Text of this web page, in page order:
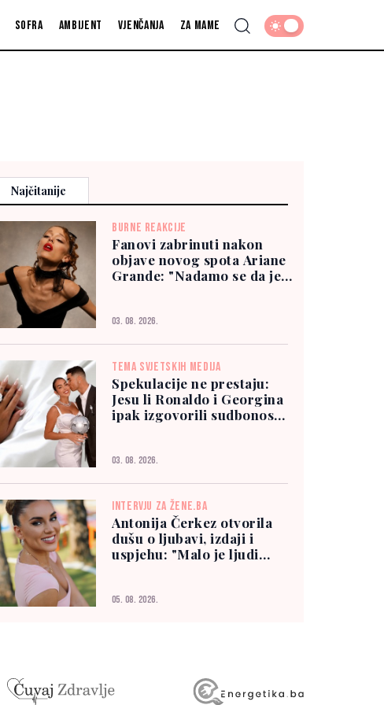
Sofra Ambijent Vjenčanja Za mame
Najčitanije
BURNE REAKCIJE
Fanovi zabrinuti nakon
objave novog spota Ariane
Grande: "Nadamo se da je
03. 08. 2026.
TEMA SVJETSKIH MEDIJA
Spekulacije ne prestaju:
Jesu li Ronaldo i Georgina
ipak izgovorili sudbonosno
03. 08. 2026.
INTERVJU ZA ŽENE.BA
Antonija Čerkez otvorila
dušu o ljubavi, izdaji i
uspjehu: "Malo je ljudi
05. 08. 2026.